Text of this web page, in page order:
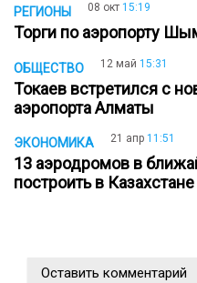
РЕГИОНЫ 08 окт 15:19
Торги по аэропорту
ОБЩЕСТВО 12 май 15:31
Токаев встретился с
аэропорта Алматы
ЭКОНОМИКА 21 апр 11:51
13 аэродромов в
построить в Казахстане
Оставить комментарий